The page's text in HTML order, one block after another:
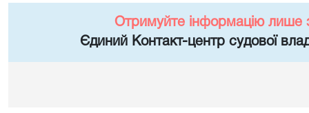
Отримуйте інформацію лише
Єдиний Контакт-центр судової